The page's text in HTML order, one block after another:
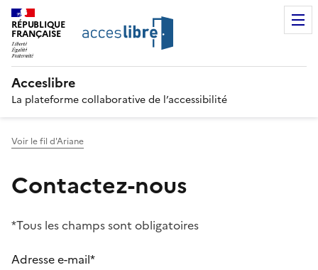
RÉPUBLIQUE
FRANÇAISE
Acceslibre
La plateforme collaborative de l’accessibilité
Voir le fil d'Ariane
Contactez-nous
*Tous les champs sont obligatoires
Adresse e-mail*